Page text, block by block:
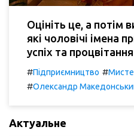
Оцініть це, а потім
які чоловічі імена
успіх та процвітання
#Підприємництво #
#Олександр
Актуальне